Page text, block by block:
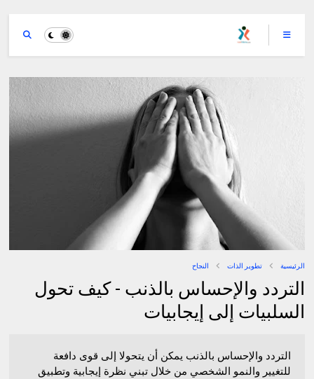
الرئيسية تطوير الذات النجاح
التردد والإحساس بالذنب - كيف تحول
السلبيات إلى إيجابيات
التردد والإحساس بالذنب يمكن أن يتحولا إلى قوى دافعة
للتغيير والنمو الشخصي من خلال تبني نظرة إيجابية وتطبيق